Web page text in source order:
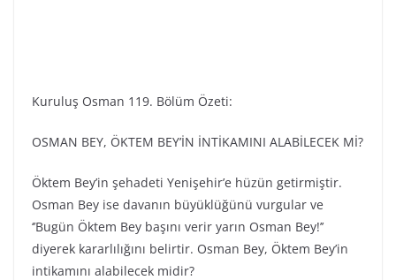
Kuruluş Osman 119. Bölüm Özeti:
OSMAN BEY, ÖKTEM BEY’İN İNTİKAMINI ALABİLECEK Mİ?
Öktem Bey’in şehadeti Yenişehir’e hüzün getirmiştir.
Osman Bey ise davanın büyüklüğünü vurgular ve
‘’Bugün Öktem Bey başını verir yarın Osman Bey!’’
diyerek kararlılığını belirtir. Osman Bey, Öktem Bey’in
intikamını alabilecek midir?